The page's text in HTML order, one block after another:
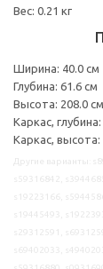
Вес: 0.21 кг
Ширина: 40.0 см
Глубина: 61.6 см
Высота: 208.0 см
Каркас,
Каркас, высота: